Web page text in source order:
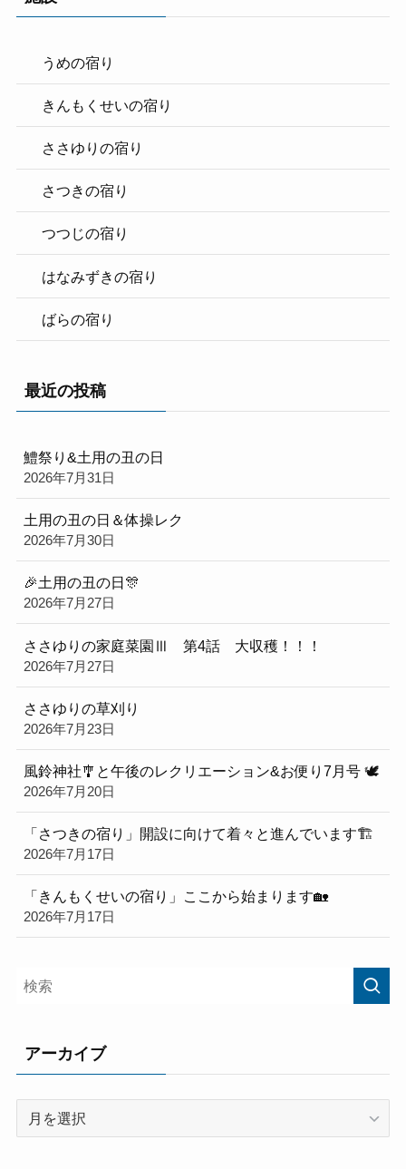
うめの宿り
きんもくせいの宿り
ささゆりの宿り
さつきの宿り
つつじの宿り
はなみずきの宿り
ばらの宿り
最近の投稿
鱧祭り&土用の丑の日
2026年7月31日
土用の丑の日＆体操レク
2026年7月30日
🎉土用の丑の日🎊
2026年7月27日
ささゆりの家庭菜園Ⅲ 第4話 大収穫！！！
2026年7月27日
ささゆりの草刈り
2026年7月23日
風鈴神社🎐と午後のレクリエーション&お便り7月号 🕊
2026年7月20日
「さつきの宿り」開設に向けて着々と進んでいます🏗️
2026年7月17日
「きんもくせいの宿り」ここから始まります🏡
2026年7月17日
アーカイブ